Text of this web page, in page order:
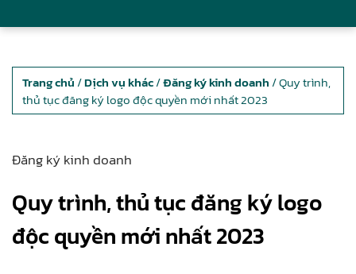
Trang chủ /Dịch vụ khác/Đăng ký kinh doanh / Quy trình,
thủ tục đăng ký logo độc quyền mới nhất 2023
Đăng ký kinh doanh
Quy trình, thủ tục đăng ký logo
độc quyền mới nhất 2023